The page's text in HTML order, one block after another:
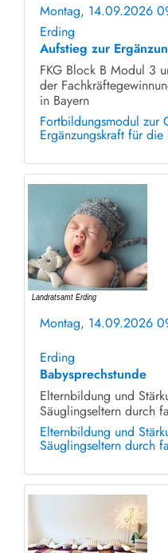
Montag, 14.09.2026
Erding
Aufstieg zur
FKG Block B Modul 3
der
in Bayern
Fortbildungsmodul zur
Ergänzungskraft für
Montag, 14.09.2026
Erding
Babysprechstunde
Elternbildung und
Säuglingseltern durch
Elternbildung und
Säuglingseltern durch